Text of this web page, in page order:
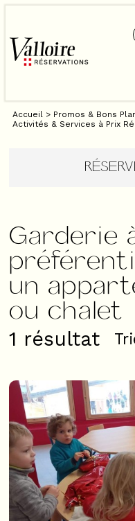
Accueil > Promos & Bons
Activités & Services à Prix
Garderie
un
ou chalet
1 résultat